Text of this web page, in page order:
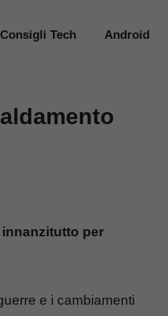
Consigli Tech Android
per
e i cambiamenti